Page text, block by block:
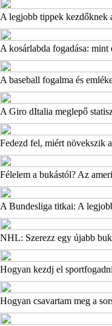
A legjobb tippek kezdőknek
A kosárlabda fogadása:
A baseball fogalma és
A Giro dItalia meglepő
Fedezd fel, miért növekszik
Félelem a bukástól? Az
A Bundesliga titkai: A
NHL: Szerezz egy újabb
Hogyan kezdj el
Hogyan csavartam meg a